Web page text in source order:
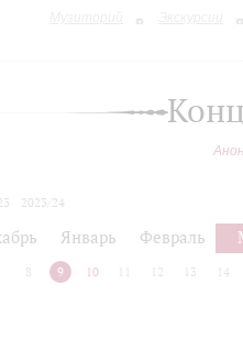
2023/24
Январь Февраль
8 9 10 12 13 14